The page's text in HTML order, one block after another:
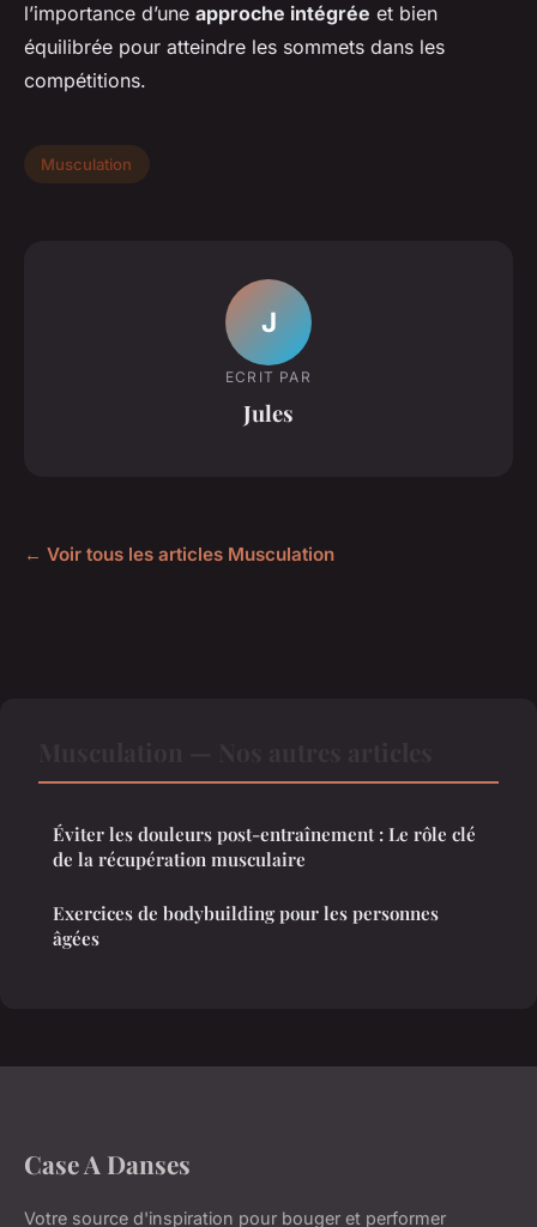
l’importance d’une approche intégrée et bien
équilibrée pour atteindre les sommets dans les
compétitions.
Musculation
J
ECRIT PAR
Jules
← Voir tous les articles Musculation
Éviter les douleurs post-entraînement : Le rôle clé
de la récupération musculaire
Exercices de bodybuilding pour les personnes
âgées
Case A Danses
Votre source d'inspiration pour bouger et performer